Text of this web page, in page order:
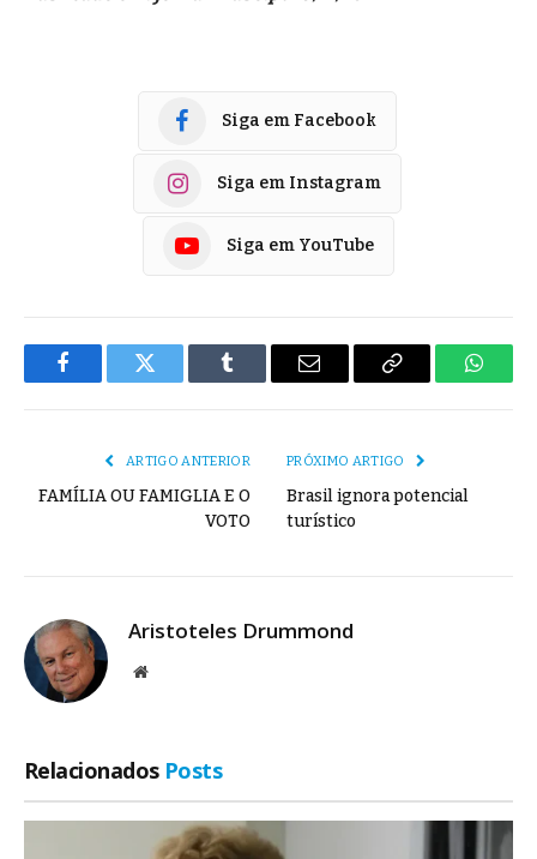
Siga em Facebook
Siga em Instagram
Siga em YouTube
FacebookTwitter Tumblr
E-
Copiar
ARTIGO ANTERIOR
FAMÍLIA OU FAMIGLIA E O
VOTO
PRÓXIMO ARTIGO
Brasil ignora potencial
turístico
Aristoteles Drummond
Site
Relacionados Posts